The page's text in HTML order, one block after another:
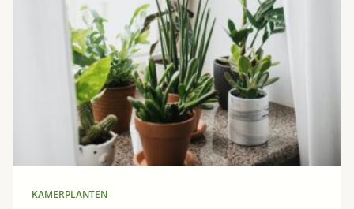
KAMERPLANTEN